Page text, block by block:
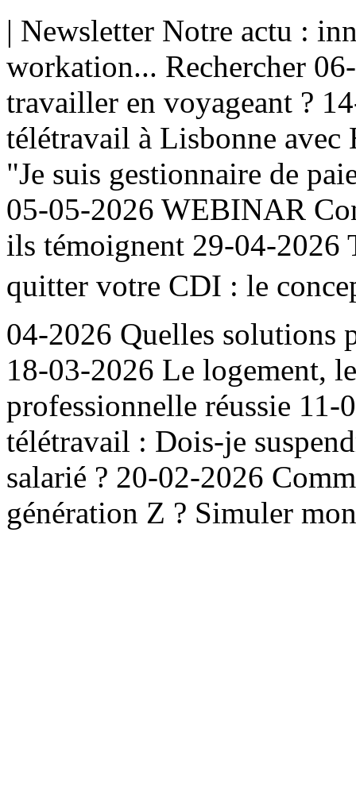
| Newsletter Notre actu :
workation... Rechercher
travailler en voyageant ?
télétravail à Lisbonne
"Je suis gestionnaire de
05-05-2026 WEBINAR
ils témoignent 29-04-2026
quitter votre CDI : le
04-2026 Quelles solutions
18-03-2026 Le logement,
professionnelle réussie
télétravail : Dois-je
salarié ? 20-02-2026
génération Z ? Simuler